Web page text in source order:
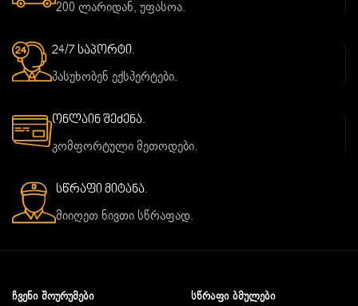
200 ლარიდან, უფასოა.
24/7 საპორტი.
პასუხობენ ექსპერტები.
ონლაინ შეძენა.
კომფორტული მეთოდები.
სწრაფი მიტანა.
მიიღეთ ნივთი სწრაფად.
ᲩᲕᲔᲜᲘ ᲨᲝᲣᲠᲣᲛᲔᲑᲘ
ᲡᲬᲠᲐᲤᲘ ᲑᲛᲣᲚᲔᲑᲘ